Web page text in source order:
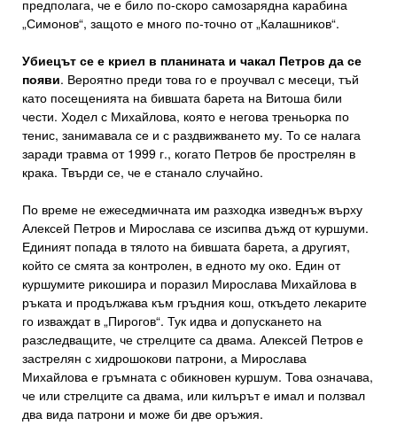
предполага, че е било по-скоро самозарядна карабина
„Симонов“, защото е много по-точно от „Калашников“.
Убиецът се е криел в планината и чакал Петров да се
появи. Вероятно преди това го е проучвал с месеци, тъй
като посещенията на бившата барета на Витоша били
чести. Ходел с Михайлова, която е негова треньорка по
тенис, занимавала се и с раздвижването му. То се налага
заради травма от 1999 г., когато Петров бе прострелян в
крака. Твърди се, че е станало случайно.
По време не ежеседмичната им разходка изведнъж върху
Алексей Петров и Мирослава се изсипва дъжд от куршуми.
Единият попада в тялото на бившата барета, а другият,
който се смята за контролен, в едното му око. Един от
куршумите рикошира и поразил Мирослава Михайлова в
ръката и продължава към гръдния кош, откъдето лекарите
го изваждат в „Пирогов“. Тук идва и допускането на
разследващите, че стрелците са двама. Алексей Петров е
застрелян с хидрошокови патрони, а Мирослава
Михайлова е гръмната с обикновен куршум. Това означава,
че или стрелците са двама, или килърът е имал и ползвал
два вида патрони и може би две оръжия.